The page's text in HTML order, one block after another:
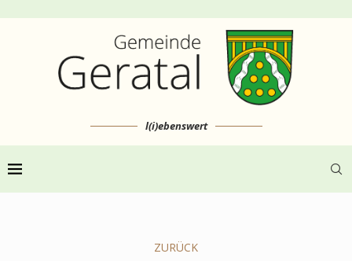
l(i)ebenswert
ZURÜCK